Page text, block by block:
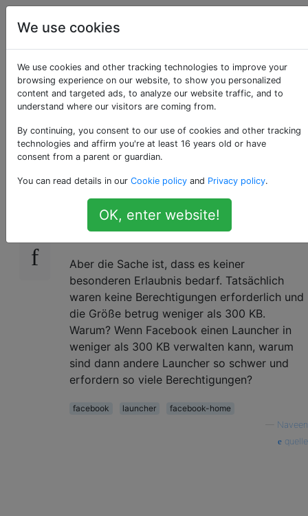
Android
Warum benötigt
Facebook Home
keine Erlaubnis?
11
Ich habe kürzlich Facebook Home auf
meinem HTC One X ausprobiert. Es war
scheiße! Also habe ich es nach ein paar
Stunden deinstalliert.
Aber die Sache ist, dass es keiner
besonderen Erlaubnis bedarf. Tatsächlich
waren keine Berechtigungen erforderlich und
die Größe betrug weniger als 300 KB.
Warum? Wenn Facebook einen Launcher in
weniger als 300 KB verwalten kann, warum
sind dann andere Launcher so schwer und
erfordern so viele Berechtigungen?
facebook launcher
facebook-home
Naveen
quelle
We use cookies
We use cookies and other tracking technologies to improve your
browsing experience on our website, to show you personalized
content and targeted ads, to analyze our website traffic, and to
understand where our visitors are coming from.
By continuing, you consent to our use of cookies and other tracking
technologies and affirm you're at least 16 years old or have
consent from a parent or guardian.
You can read details in our Cookie policy and Privacy policy.
OK, enter website!